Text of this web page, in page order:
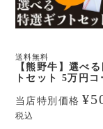
送料無料
【熊野牛】選べ
トセット 5万円コ
当店特別価格 ¥
税込